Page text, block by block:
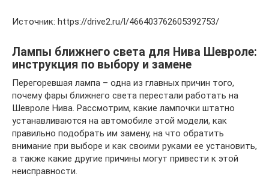
Источник: https://drive2.ru/l/466403762605392753/
Лампы ближнего света для Нива Шевроле:
инструкция по выбору и замене
Перегоревшая лампа – одна из главных причин того,
почему фары ближнего света перестали работать на
Шевроле Нива. Рассмотрим, какие лампочки штатно
устанавливаются на автомобиле этой модели, как
правильно подобрать им замену, на что обратить
внимание при выборе и как своими руками ее установить,
а также какие другие причины могут привести к этой
неисправности.